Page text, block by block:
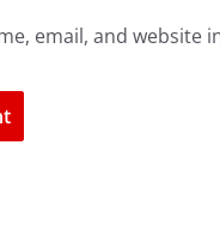
email, and